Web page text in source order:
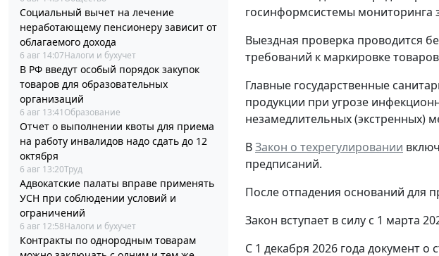
Социальный вычет на лечение
неработающему пенсионеру зависит от
облагаемого дохода
6 авг 14:07Налоги и бухучет
В РФ введут особый порядок закупок
товаров для образовательных
организаций
6 авг 13:41 Образование
Отчет о выполнении квоты для приема
на работу инвалидов надо сдать до 12
октября
6 авг 13:20Труд
Адвокатские палаты вправе применять
УСН при соблюдении условий и
ограничений
6 авг 12:58Налоги и бухучет
Контракты по однородным товарам
госинформсистемы мониторинга
Выездная проверка проводится
требований к маркировке
Главные государственные
продукции при угрозе
незамедлительных (экстренных)
ВЗакон о техрегулировании
предписаний.
После отпадения оснований для
Закон вступает в силу с 1 марта
С 1 декабря 2026 года документ о